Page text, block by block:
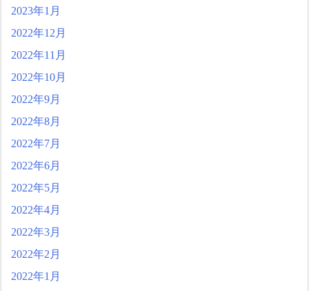
2023年1月
2022年12月
2022年11月
2022年10月
2022年9月
2022年8月
2022年7月
2022年6月
2022年5月
2022年4月
2022年3月
2022年2月
2022年1月